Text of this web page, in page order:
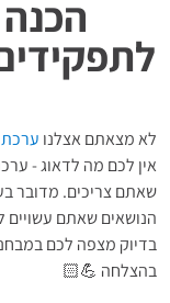
הכנה
לא מצאתם אצלנו ערכת
אין לכם מה לדאוג -
שאתם צריכים. מדובר
הנושאים שאתם עשויים
בדיוק מצפה לכם
בהצלחה 💪🏻